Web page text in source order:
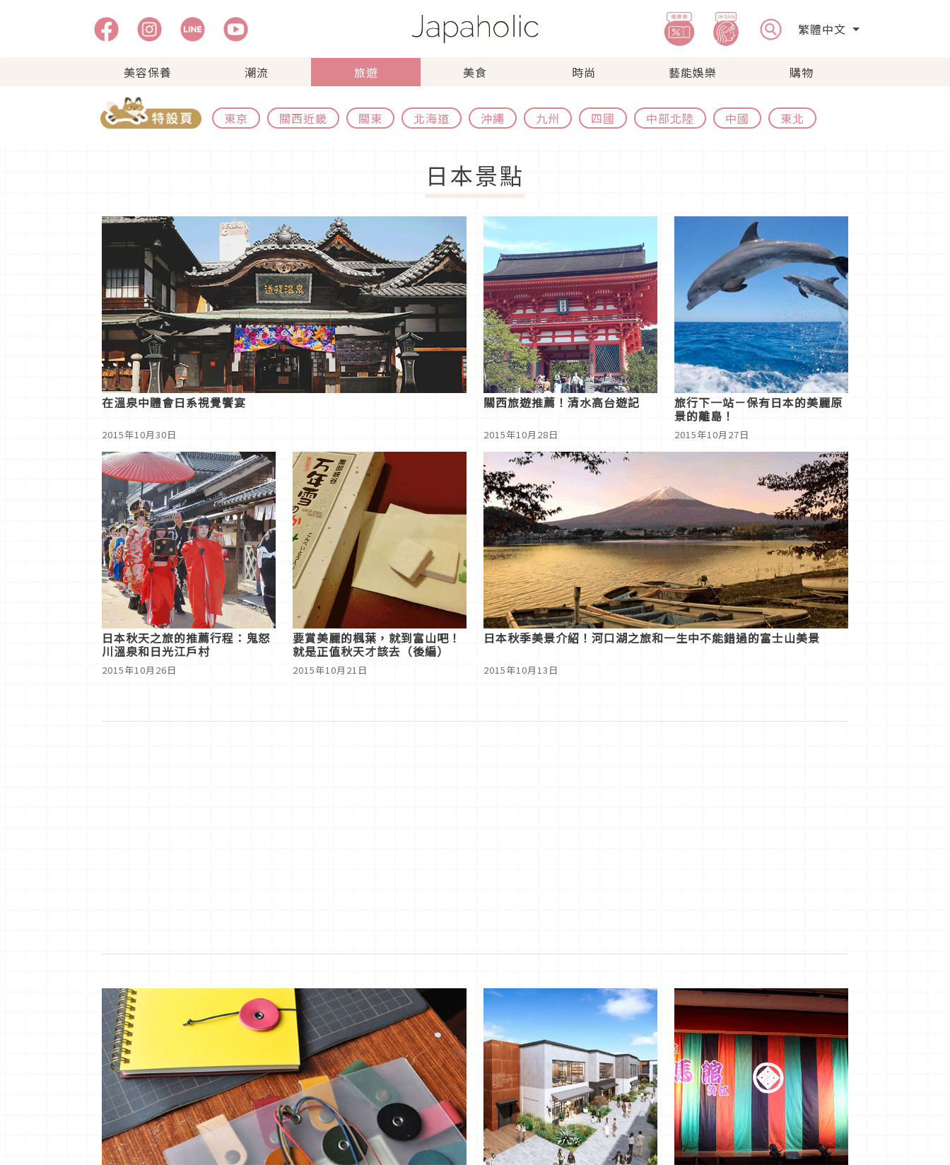
繁體中文
美容保養 潮流 旅遊 美食 時尚 藝能娛樂 購物
東京 關西近畿 關東 北海道 沖繩 九州 四國 中部北陸 中國 東北
日本景點
在溫泉中體會日系視覺饗宴
2015年10月30日
關西旅遊推薦！清水高台遊記
2015年10月28日
旅行下一站－保有日本的美麗原
景的離島！
2015年10月27日
日本秋天之旅的推薦行程：鬼怒
川溫泉和日光江戶村
2015年10月26日
要賞美麗的楓葉，就到富山吧！
就是正值秋天才該去（後編）
2015年10月21日
日本秋季美景介紹！河口湖之旅和一生中不能錯過的富士山美景
2015年10月13日